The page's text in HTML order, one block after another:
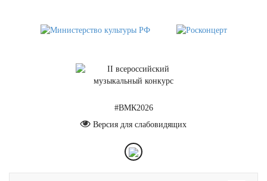
#ВМК2026
Версия для слабовидящих